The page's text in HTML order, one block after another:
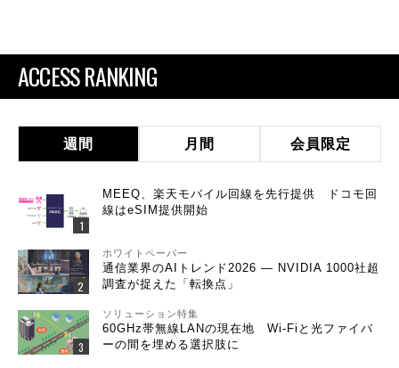
ACCESS RANKING
週間 月間 会員限定
MEEQ、楽天モバイル回線を先行提供 ドコモ回
線はeSIM提供開始
ホワイトペーパー
通信業界のAIトレンド2026 ― NVIDIA 1000社超
調査が捉えた「転換点」
ソリューション特集
60GHz帯無線LANの現在地 Wi-Fiと光ファイバ
ーの間を埋める選択肢に